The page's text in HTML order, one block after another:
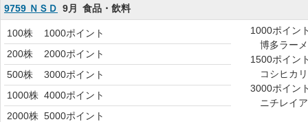
9759 ＮＳＤ 9月 食品・飲料
100株
1000ポイント
200株
2000ポイント
500株
3000ポイント
1000株 4000ポイント
2000株 5000ポイント
1000ポイン
博多ラー
1500ポイン
コシヒカ
3000ポイン
ニチレイア